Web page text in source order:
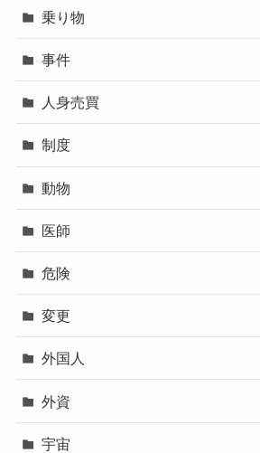
乗り物
事件
人身売買
制度
動物
医師
危険
変更
外国人
外資
宇宙